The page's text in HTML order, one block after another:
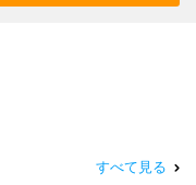
すべて見る